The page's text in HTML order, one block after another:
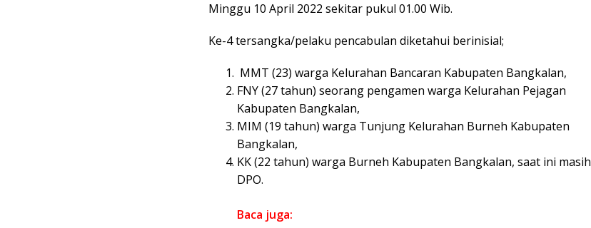
Minggu 10 April 2022 sekitar pukul 01.00 Wib.
Ke-4 tersangka/pelaku pencabulan diketahui berinisial;
MMT (23) warga Kelurahan Bancaran Kabupaten Bangkalan,
FNY (27 tahun) seorang pengamen warga Kelurahan Pejagan
Kabupaten Bangkalan,
MIM (19 tahun) warga Tunjung Kelurahan Burneh Kabupaten
Bangkalan,
KK (22 tahun) warga Burneh Kabupaten Bangkalan, saat ini masih
DPO.
Baca juga: